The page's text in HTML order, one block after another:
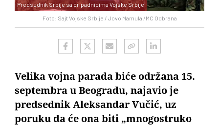
Foto: Sajt Vojske Srbije / Jovo Mamula /MC Odbrana
Predsednik Srbije sa pripadnicima Vojske Srbije
Velika vojna parada biće održana 15.
septembra u Beogradu, najavio je
predsednik Aleksandar Vučić, uz
poruku da će ona biti „mnogostruko